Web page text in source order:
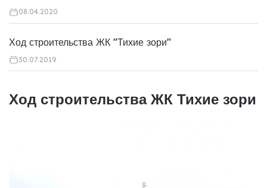
08.04.2020
Ход строительства ЖК "Тихие зори"
30.07.2019
Ход строительства ЖК Тихие зори